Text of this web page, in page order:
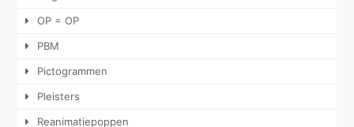
OP = OP
PBM
Pictogrammen
Pleisters
Reanimatiepoppen